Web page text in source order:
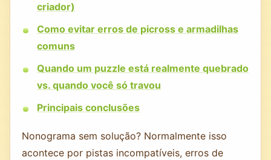
criador)
Como evitar erros de picross e armadilhas
comuns
Quando um puzzle está realmente quebrado
vs. quando você só travou
Principais conclusões
Nonograma sem solução? Normalmente isso
acontece por pistas incompatíveis, erros de